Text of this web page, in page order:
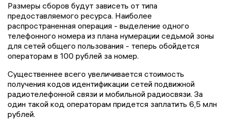
Размеры сборов будут зависеть от типа
предоставляемого ресурса. Наиболее
распространенная операция - выделение одного
телефонного номера из плана нумерации седьмой зоны
для сетей общего пользования - теперь обойдется
операторам в 100 рублей за номер.
Существеннее всего увеличивается стоимость
получения кодов идентификации сетей подвижной
радиотелефонной связи и мобильной радиосвязи. За
один такой код операторам придется заплатить 6,5 млн
рублей.